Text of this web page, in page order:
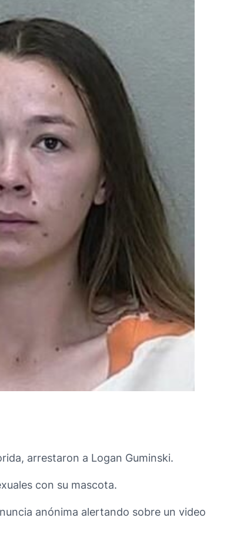
arrestaron a Logan Guminski.
con su mascota.
anónima alertando sobre un video